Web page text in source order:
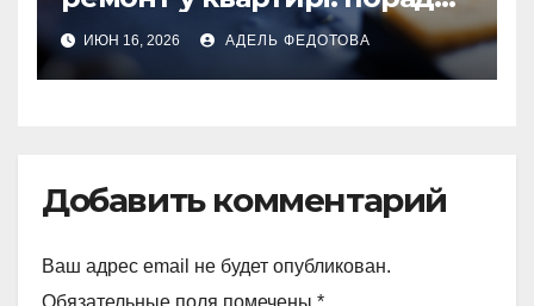
та особливості 2026
ИЮН 16, 2026 АДЕЛЬ ФЕДОТОВА
Добавить комментарий
Ваш адрес email не будет опубликован.
Обязательные поля помечены *